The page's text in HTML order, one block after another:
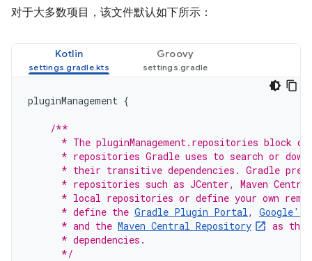
对于大多数项目，该文件默认如下所示：
Kotlin Groovy
pluginManagement {
/**
* The pluginManagement.repositories block
* repositories Gradle uses to search or
* their transitive dependencies. Gradle
* repositories such as JCenter, Maven
* local repositories or define your own
      * define the
Gradle Plugin Portal, Google's
      * and the
Maven Central Repository
as the
      * dependencies.
      */